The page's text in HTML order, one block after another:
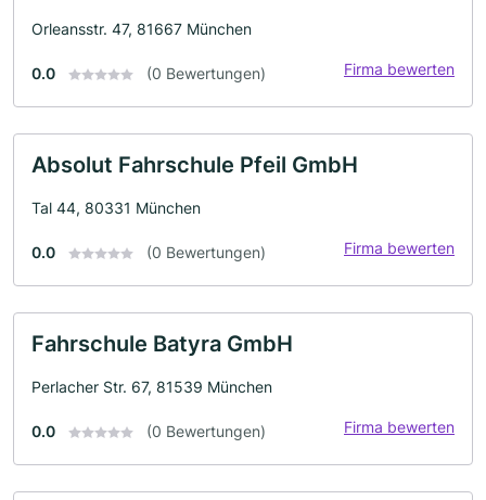
Orleansstr. 47, 81667 München
0.0 (0 Bewertungen) Firma bewerten
Absolut Fahrschule Pfeil GmbH
Tal 44, 80331 München
0.0 (0 Bewertungen) Firma bewerten
Fahrschule Batyra GmbH
Perlacher Str. 67, 81539 München
0.0 (0 Bewertungen) Firma bewerten